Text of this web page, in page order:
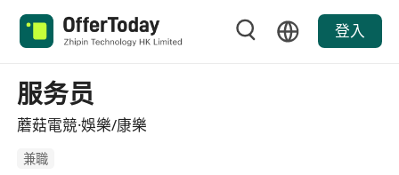
登入
服务员
蘑菇電競·娛樂/康樂
兼職